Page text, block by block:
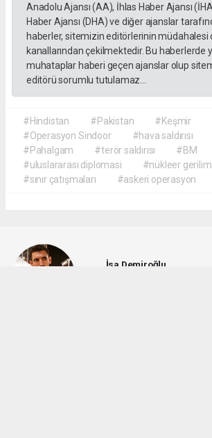
Anadolu Ajansı (AA), İhlas Haber Ajansı
Haber Ajansı (DHA) ve diğer ajanslar
haberler, sitemizin editörlerinin müdahalesi
kanallarından çekilmektedir. Bu haberlerde
muhataplar haberi geçen ajanslar olup
editörü sorumlu tutulamaz...
#Hindistan #Pakistan
#Keşmir
#Operasyon Sindoor
#hava saldırısı
#Pahalgam
#terör saldırısı
#BM
#uluslararası diplomasi
#nükleer gerilim
#sınır çatışmaları
#askeri operasyon
İsa Demiroğlu